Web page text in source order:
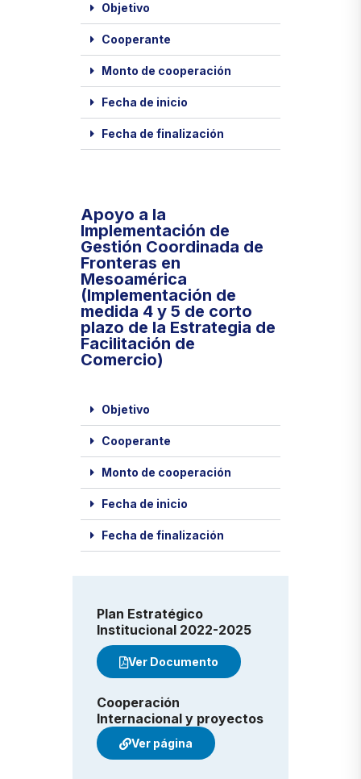
Objetivo
Cooperante
Monto de cooperación
Fecha de inicio
Fecha de finalización
Apoyo a la
Implementación de
Gestión Coordinada de
Fronteras en
Mesoamérica
(Implementación de
medida 4 y 5 de corto
plazo de la Estrategia de
Facilitación de
Comercio)
Objetivo
Cooperante
Monto de cooperación
Fecha de inicio
Fecha de finalización
Plan Estratégico
Institucional 2022-2025
Ver Documento
Cooperación
Internacional y proyectos
Ver página